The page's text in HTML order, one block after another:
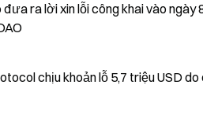
ra lời xin lỗi công khai vào ngày
chịu khoản lỗ 5,7 triệu USD